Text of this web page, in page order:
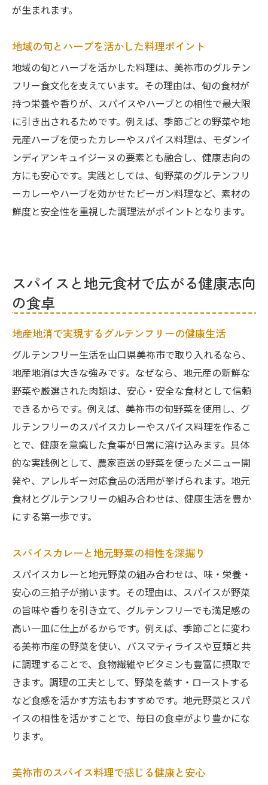
さ
提案
アレルギー対応のグルテンフリー料理最新
事情
ハーブとスパイスで作る安心な食卓づくり
グルテンフリー食品の選び方と地域の工夫
美祢市発アレルギー対応グルテンフリーカ
フェ
安全第一で楽しむスパイス料理のポイント
活
地産地消とグルテンフリーの幸せな関係
美祢市の自然を味わうスパイス料理の魅力
健康と安全を守るグルテンフリー食材の選
択
旬の食材とカレーで楽しむ豊かな食卓
地元産ハーブを活かしたグルテンフリー体
験
スパイスと地産食材で彩る毎日の食生活
が生まれます。
地域の旬とハーブを活かした料理ポイント
地域の旬とハーブを活かした料理は、美祢市のグルテン
フリー食文化を支えています。その理由は、旬の食材が
持つ栄養や香りが、スパイスやハーブとの相性で最大限
に引き出されるためです。例えば、季節ごとの野菜や地
元産ハーブを使ったカレーやスパイス料理は、モダンイ
ンディアンキュイジーヌの要素とも融合し、健康志向の
方にも安心です。実践としては、旬野菜のグルテンフリ
ーカレーやハーブを効かせたビーガン料理など、素材の
鮮度と安全性を重視した調理法がポイントとなります。
スパイスと地元食材で広がる健康志向
の食卓
地産地消で実現するグルテンフリーの健康生活
グルテンフリー生活を山口県美祢市で取り入れるなら、
地産地消は大きな強みです。なぜなら、地元産の新鮮な
野菜や厳選された肉類は、安心・安全な食材として信頼
できるからです。例えば、美祢市の旬野菜を使用し、グ
ルテンフリーのスパイスカレーやスパイス料理を作るこ
とで、健康を意識した食事が日常に溶け込みます。具体
的な実践例として、農家直送の野菜を使ったメニュー開
発や、アレルギー対応食品の活用が挙げられます。地元
食材とグルテンフリーの組み合わせは、健康生活を豊か
にする第一歩です。
スパイスカレーと地元野菜の相性を深掘り
スパイスカレーと地元野菜の組み合わせは、味・栄養・
安心の三拍子が揃います。その理由は、スパイスが野菜
の旨味や香りを引き立て、グルテンフリーでも満足感の
高い一皿に仕上がるからです。例えば、季節ごとに変わ
る美祢市産の野菜を使い、バスマティライスや豆類と共
に調理することで、食物繊維やビタミンも豊富に摂取で
きます。調理の工夫として、野菜を蒸す・ローストする
など食感を活かす方法もおすすめです。地元野菜とスパ
イスの相性を活かすことで、毎日の食卓がより豊かにな
ります。
美祢市のスパイス料理で感じる健康と安心